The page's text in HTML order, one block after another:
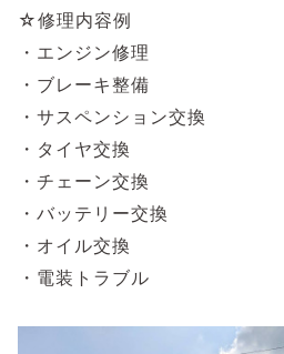
☆修理内容例
・エンジン修理
・ブレーキ整備
・サスペンション交換
・タイヤ交換
・チェーン交換
・バッテリー交換
・オイル交換
・電装トラブル